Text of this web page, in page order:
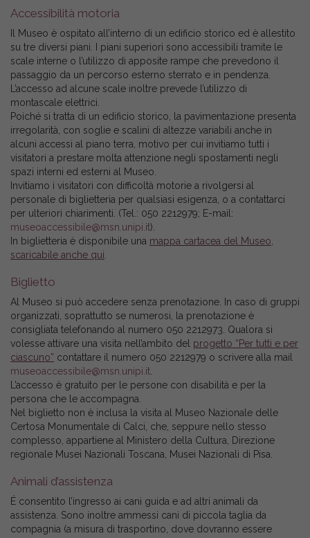
Accessibilità motoria
Il Museo è ospitato all’interno di un edificio storico ed è allestito
su tre diversi piani. I piani superiori sono accessibili tramite le
scale interne o l’utilizzo di apposite rampe che prevedono il
passaggio da un percorso esterno sterrato e in pendenza.
L’accesso ad alcune scale inoltre prevede l’utilizzo di
montascale elettrici.
Poiché si tratta di un edificio storico, la pavimentazione presenta
irregolarità, con soglie e scalini di altezze variabili anche in
alcuni accessi al piano terra, motivo per cui invitiamo tutti i
visitatori a prestare molta attenzione negli spostamenti negli
spazi interni ed esterni al Museo.
Invitiamo i visitatori con difficoltà motorie a rivolgersi al
personale di biglietteria per qualsiasi esigenza, o a contattarci
per ulteriori chiarimenti. (Tel.: 050 2212979; E-mail:
museoaccessibile@msn.unipi.it).
In biglietteria è disponibile una mappa cartacea del Museo,
scaricabile anche qui
Biglietto
Al Museo si può accedere senza prenotazione. In caso di gruppi
organizzati, soprattutto se numerosi, la prenotazione è
consigliata telefonando al numero 050 2212973. Qualora si
volesse attivare una visita nell’ambito del progetto “Per tutti e per
ciascuno” contattare il numero 050 2212979 o scrivere alla mail
museoaccessibile@msn.unipi.it
L’accesso è gratuito per le persone con disabilità e per la
persona che le accompagna.
Nel biglietto non è inclusa la visita al Museo Nazionale delle
Certosa Monumentale di Calci, che, seppure nello stesso
complesso, appartiene al Ministero della Cultura, Direzione
regionale Musei Nazionali Toscana, Musei Nazionali di Pisa.
Animali d’assistenza
É consentito l’ingresso ai cani guida e ad altri animali da
assistenza. Sono inoltre ammessi cani di piccola taglia da
compagnia (a misura di trasportino, dove dovranno essere